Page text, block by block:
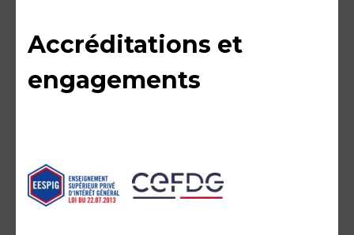
Accréditations et
engagements